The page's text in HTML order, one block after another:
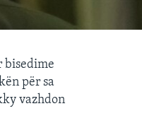
bisedime
për sa
vazhdon